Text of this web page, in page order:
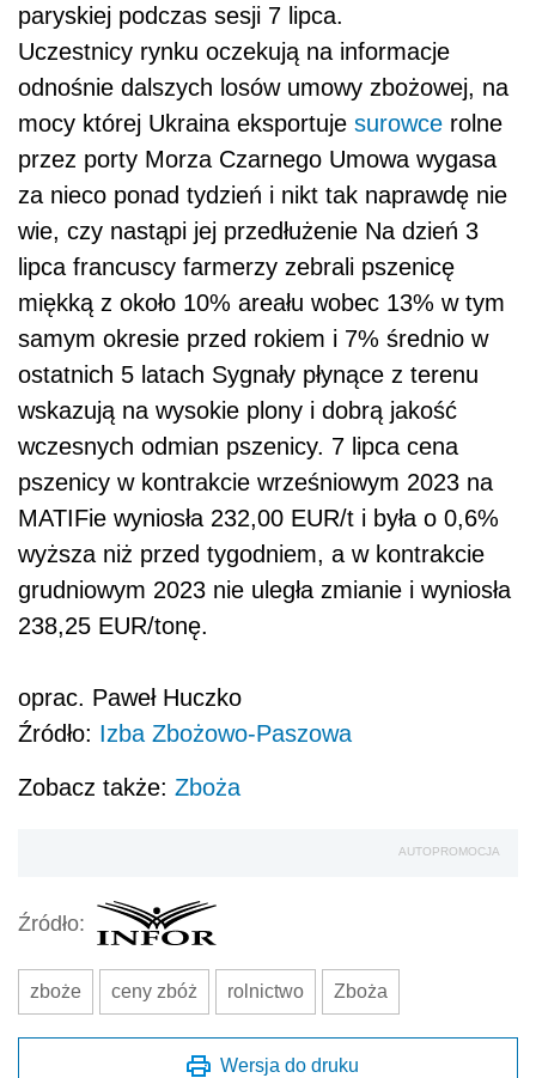
paryskiej podczas sesji 7 lipca.
Uczestnicy rynku oczekują na informacje
odnośnie dalszych losów umowy zbożowej, na
mocy której Ukraina eksportuje surowce rolne
przez porty Morza Czarnego Umowa wygasa
za nieco ponad tydzień i nikt tak naprawdę nie
wie, czy nastąpi jej przedłużenie Na dzień 3
lipca francuscy farmerzy zebrali pszenicę
miękką z około 10% areału wobec 13% w tym
samym okresie przed rokiem i 7% średnio w
ostatnich 5 latach Sygnały płynące z terenu
wskazują na wysokie plony i dobrą jakość
wczesnych odmian pszenicy. 7 lipca cena
pszenicy w kontrakcie wrześniowym 2023 na
MATIFie wyniosła 232,00 EUR/t i była o 0,6%
wyższa niż przed tygodniem, a w kontrakcie
grudniowym 2023 nie uległa zmianie i wyniosła
238,25 EUR/tonę.
oprac. Paweł Huczko
Źródło: Izba Zbożowo-Paszowa
Zobacz także: Zboża
AUTOPROMOCJA
Źródło:
zboże ceny zbóż rolnictwo Zboża
Wersja do druku